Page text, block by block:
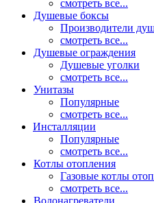
смотреть все...
Душевые боксы
Производители
смотреть все...
Душевые ограждения
Душевые уголки
смотреть все...
Унитазы
Популярные
смотреть все...
Инсталляции
Популярные
смотреть все...
Котлы отопления
Газовые котлы
смотреть все...
Водонагреватели